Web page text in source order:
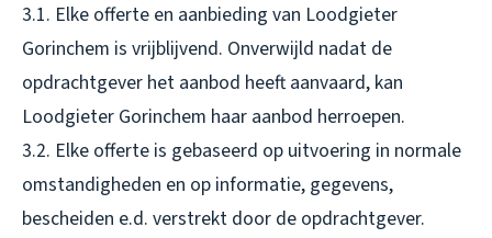
3.1. Elke offerte en aanbieding van Loodgieter
Gorinchem is vrijblijvend. Onverwijld nadat de
opdrachtgever het aanbod heeft aanvaard, kan
Loodgieter Gorinchem haar aanbod herroepen.
3.2. Elke offerte is gebaseerd op uitvoering in normale
omstandigheden en op informatie, gegevens,
bescheiden e.d. verstrekt door de opdrachtgever.